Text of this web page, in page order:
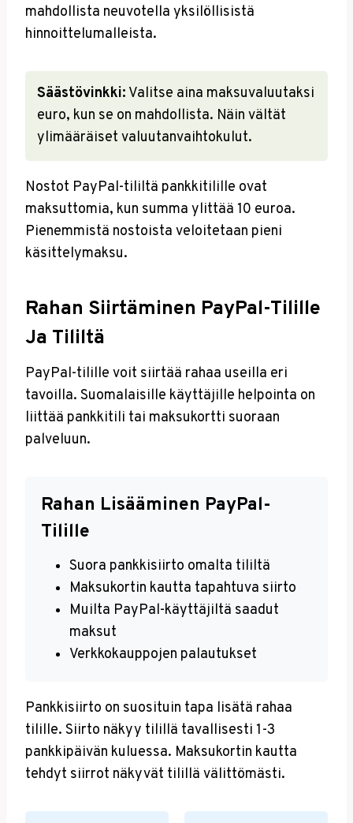
mahdollista neuvotella yksilöllisistä
hinnoittelumalleista.
Säästövinkki: Valitse aina maksuvaluutaksi
euro, kun se on mahdollista. Näin vältät
ylimääräiset valuutanvaihtokulut.
Nostot PayPal-tililtä pankkitilille ovat
maksuttomia, kun summa ylittää 10 euroa.
Pienemmistä nostoista veloitetaan pieni
käsittelymaksu.
Rahan Siirtäminen PayPal-Tilille
Ja Tililtä
PayPal-tilille voit siirtää rahaa useilla eri
tavoilla. Suomalaisille käyttäjille helpointa on
liittää pankkitili tai maksukortti suoraan
palveluun.
Rahan Lisääminen PayPal-
Tilille
Suora pankkisiirto omalta tililtä
Maksukortin kautta tapahtuva siirto
Muilta PayPal-käyttäjiltä saadut
maksut
Verkkokauppojen palautukset
Pankkisiirto on suosituin tapa lisätä rahaa
tilille. Siirto näkyy tilillä tavallisesti 1-3
pankkipäivän kuluessa. Maksukortin kautta
tehdyt siirrot näkyvät tilillä välittömästi.